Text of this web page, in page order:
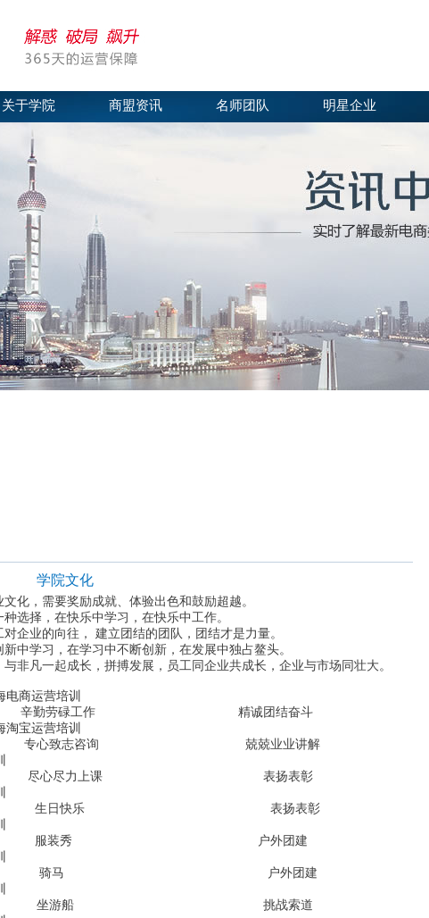
关于学院 商盟资讯 名师团队 明星企业
学院文化
化，需要奖励成就、体验出色和鼓励超越。
选择，在快乐中学习，在快乐中工作。
企业的向往， 建立团结的团队，团结才是力量。
中学习，在学习中不断创新，在发展中独占鳌头。
非凡一起成长，拼搏发展，员工同企业共成长，企业与市场同壮大。
工作 精诚团结奋斗
志咨询 兢兢业业讲解
尽力上课 表扬表彰
快乐 表扬表彰
秀 户外团建
户外团建
船 挑战索道